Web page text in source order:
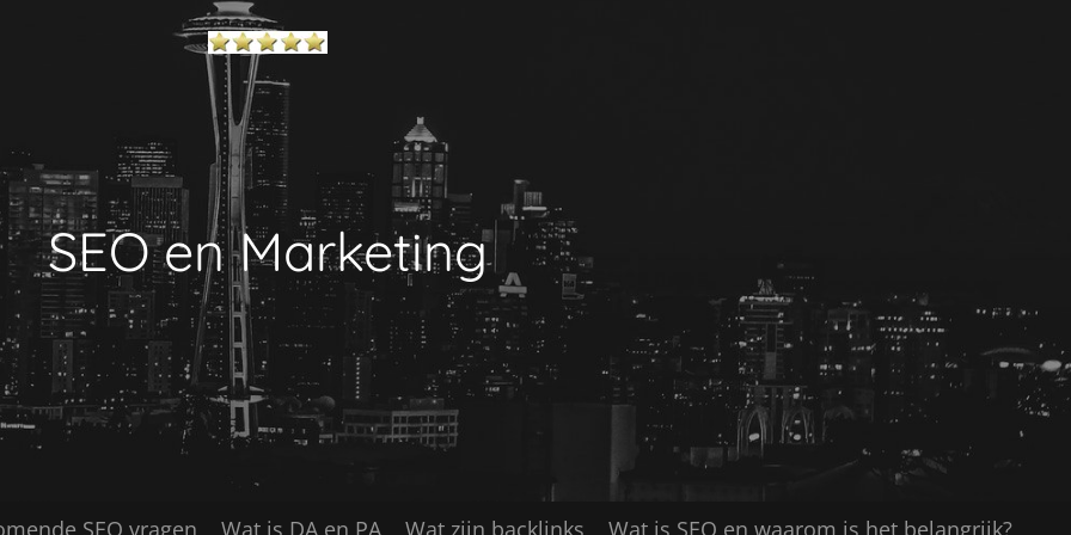
SEO en Marketing
SEO vragen Wat is DA en PA Wat zijn backlinks
Wat is SEO en waarom is het belangrijk?